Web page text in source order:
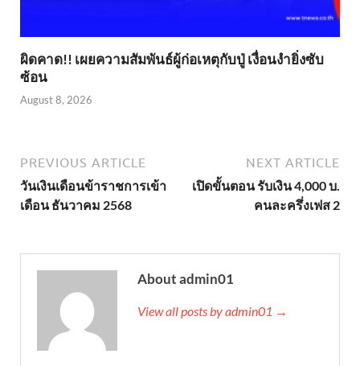
ผิดคาด!! เผยความสัมพันธ์ผู้ก่อเหตุกับปู่ เงื่อนงำยิ่งซับ
ซ้อน
August 8, 2026
PREVIOUS ARTICLE
วันเงินเดือนข้าราชการเข้า
เดือน ธันวาคม 2568
NEXT ARTICLE
เปิดขั้นตอน รับเงิน 4,000 บ.
คนละครึ่งเฟส 2
About admin01
View all posts by admin01 →